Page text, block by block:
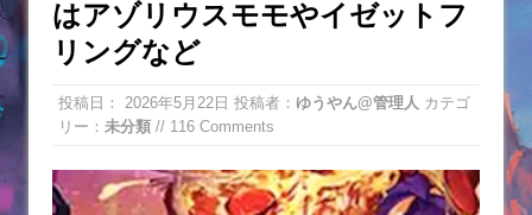
はアゾリウスモモやイゼットフ
リングなど
投稿日： 2026年5月22日 投稿者： ゆうやん@管理人 カテゴ
リー： 未分類 // 116 Comments